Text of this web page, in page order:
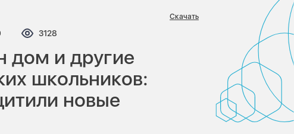
Просмотров:
3128
Скачать
дом и другие
школьников:
новые